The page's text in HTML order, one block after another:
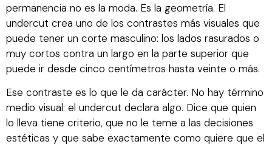
permanencia no es la moda. Es la geometría. El
undercut crea uno de los contrastes más visuales que
puede tener un corte masculino: los lados rasurados o
muy cortos contra un largo en la parte superior que
puede ir desde cinco centímetros hasta veinte o más.
Ese contraste es lo que le da carácter. No hay término
medio visual: el undercut declara algo. Dice que quien
lo lleva tiene criterio, que no le teme a las decisiones
estéticas y que sabe exactamente como quiere que el